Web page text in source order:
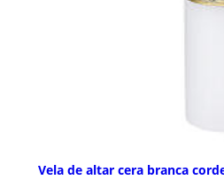
Vela de altar cera branca